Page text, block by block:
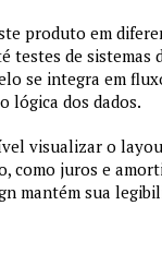
produto em
testes de sistemas
se integra em
lógica dos dados.
visualizar o
como juros e
mantém sua